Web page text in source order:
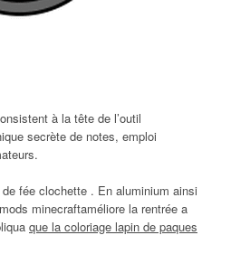
à la tête de l’outil
secrète de notes, emploi
fée clochette . En aluminium ainsi
minecraftaméliore la rentrée a
que la coloriage lapin de paques